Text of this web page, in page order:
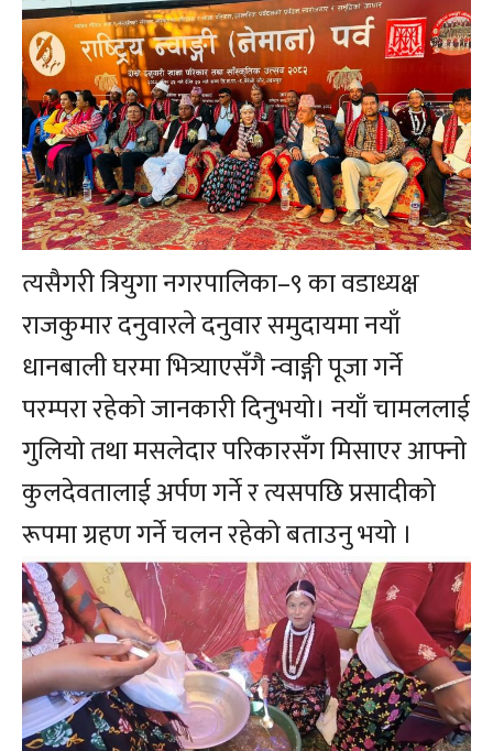
त्यसैगरी त्रियुगा नगरपालिका–९ का वडाध्यक्ष
राजकुमार दनुवारले दनुवार समुदायमा नयाँ
धानबाली घरमा भित्र्याएसँगै न्वाङ्गी पूजा गर्ने
परम्परा रहेको जानकारी दिनुभयो। नयाँ चामललाई
गुलियो तथा मसलेदार परिकारसँग मिसाएर आफ्नो
कुलदेवतालाई अर्पण गर्ने र त्यसपछि प्रसादीको
रूपमा ग्रहण गर्ने चलन रहेको बताउनु भयो ।